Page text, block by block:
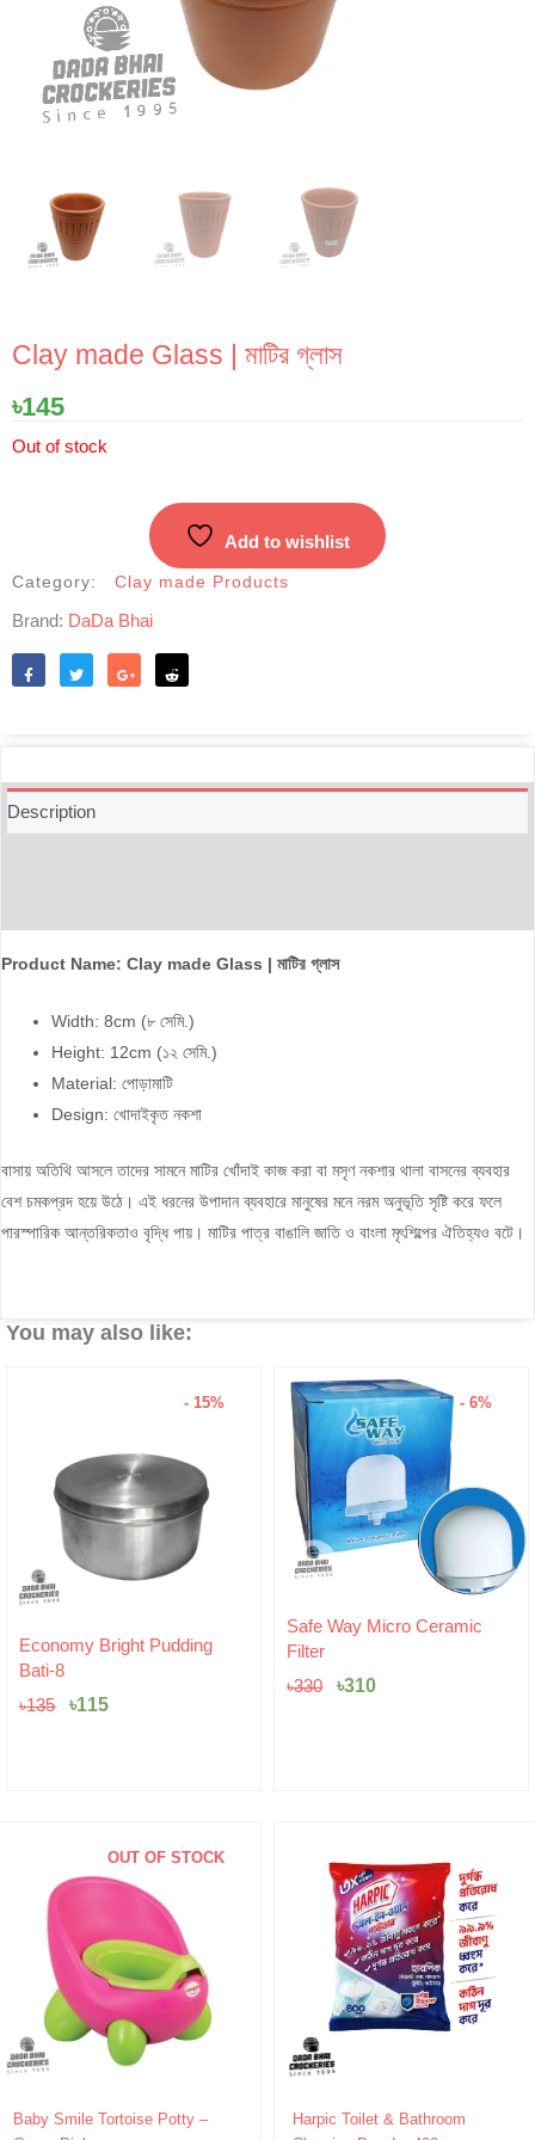
Clay made Glass | মাটির গ্লাস
৳145
Out of stock
Add to wishlist
Category: Clay made Products
Brand: DaDa Bhai
Description
Product Name: Clay made Glass | মাটির গ্লাস
Width: 8cm (৮ সেমি.)
Height: 12cm (১২ সেমি.)
Material: পোড়ামাটি
Design: খোদাইকৃত নকশা
বাসায় অতিথি আসলে তাদের সামনে মাটির খোঁদাই কাজ করা বা মসৃণ নকশার থালা বাসনের ব্যবহার
বেশ চমকপ্রদ হয়ে উঠে। এই ধরনের উপাদান ব্যবহারে মানুষের মনে নরম অনুভূতি সৃষ্টি করে ফলে
পারস্পারিক আন্তরিকতাও বৃদ্ধি পায়। মাটির পাত্র বাঙালি জাতি ও বাংলা মৃৎশিল্পের ঐতিহ্যও বটে।
You may also like:
- 15%
Economy Bright Pudding
Bati-8
৳135
Original
price
৳135.
৳115
Current
price
- 6%
Safe Way Micro Ceramic
Filter
৳330
Original
price
৳330.
৳310
Current
৳310.
OUT OF STOCK
Baby Smile Tortoise Potty –
OriginalCurrent
Harpic Toilet & Bathroom